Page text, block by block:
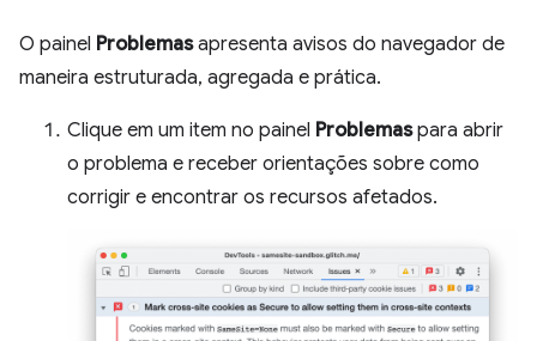
O painel Problemasapresenta avisos do navegador de
maneira estruturada, agregada e prática.
Clique em um item no painel Problemaspara abrir
o problema e receber orientações sobre como
corrigir e encontrar os recursos afetados.